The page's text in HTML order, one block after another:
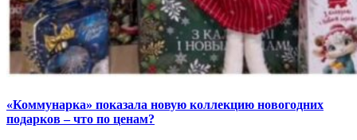
«Коммунарка» показала новую коллекцию новогодних
подарков – что по ценам?